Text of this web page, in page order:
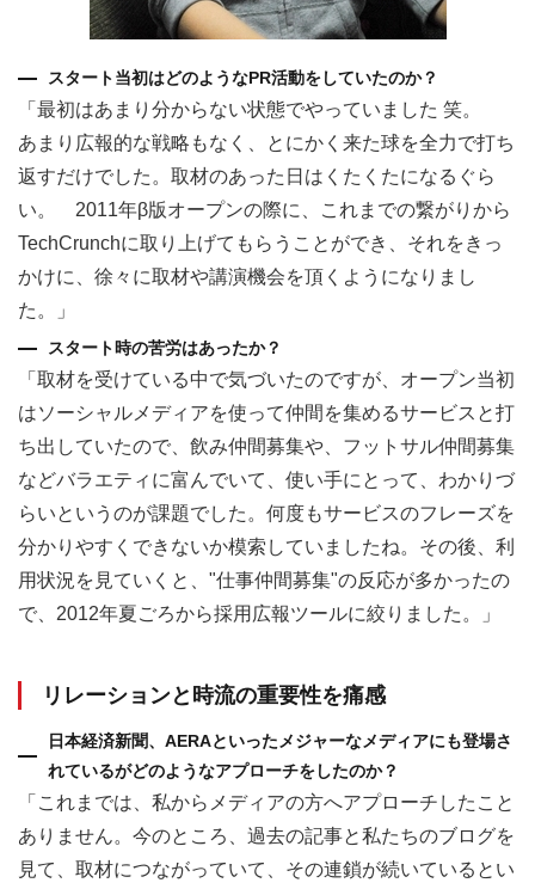
スタート当初はどのようなPR活動をしていたのか？
「最初はあまり分からない状態でやっていました 笑。
あまり広報的な戦略もなく、とにかく来た球を全力で打ち
返すだけでした。取材のあった日はくたくたになるぐら
い。 2011年β版オープンの際に、これまでの繋がりから
TechCrunchに取り上げてもらうことができ、それをきっ
かけに、徐々に取材や講演機会を頂くようになりまし
た。」
スタート時の苦労はあったか？
「取材を受けている中で気づいたのですが、オープン当初
はソーシャルメディアを使って仲間を集めるサービスと打
ち出していたので、飲み仲間募集や、フットサル仲間募集
などバラエティに富んでいて、使い手にとって、わかりづ
らいというのが課題でした。何度もサービスのフレーズを
分かりやすくできないか模索していましたね。その後、利
用状況を見ていくと、"仕事仲間募集"の反応が多かったの
で、2012年夏ごろから採用広報ツールに絞りました。」
リレーションと時流の重要性を痛感
日本経済新聞、AERAといったメジャーなメディアにも登場さ
れているがどのようなアプローチをしたのか？
「これまでは、私からメディアの方へアプローチしたこと
ありません。今のところ、過去の記事と私たちのブログを
見て、取材につながっていて、その連鎖が続いているとい